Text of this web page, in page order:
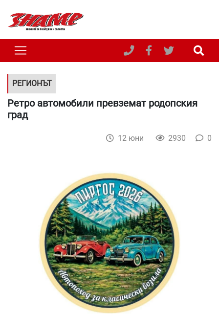
РЕГИОНЪТ
Ретро автомобили превземат родопския
град
12 юни 2930 0